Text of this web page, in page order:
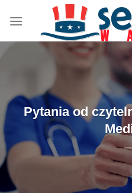
zawartości
Pytania od